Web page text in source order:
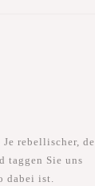
rebellischer,
taggen Sie uns
dabei ist.